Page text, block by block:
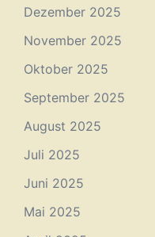
Dezember 2025
November 2025
Oktober 2025
September 2025
August 2025
Juli 2025
Juni 2025
Mai 2025